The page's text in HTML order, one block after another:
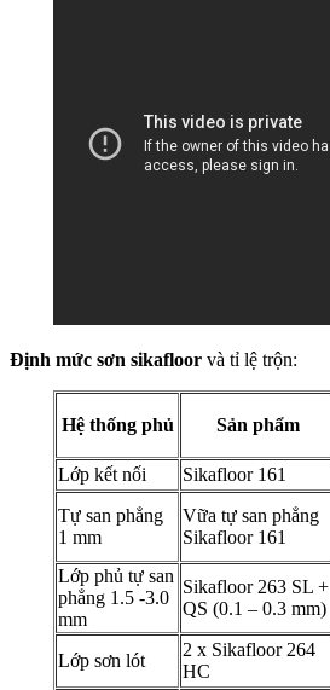
Định mức sơn sikafloor và tỉ lệ trộn:
Hệ thống phủ Sản phẩm
Lớp kết nối Sikafloor 161
Tự san phẳng
1 mm
Vữa tự san phẳng
Sikafloor 161
Lớp phủ tự san
phẳng 1.5 -3.0
mm
Sikafloor 263 SL +
QS (0.1 – 0.3 mm)
Lớp sơn lót
2 x Sikafloor 264
HC